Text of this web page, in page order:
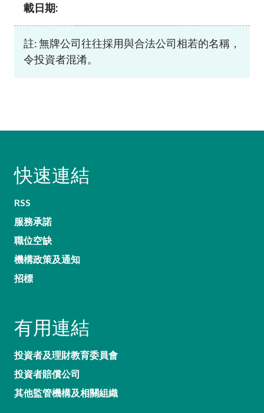
載日期:
註: 無牌公司往往採用與合法公司相若的名稱，
令投資者混淆。
快速連結
RSS
服務承諾
職位空缺
機構政策及通知
招標
有用連結
投資者及理財教育委員會
投資者賠償公司
其他監管機構及相關組織